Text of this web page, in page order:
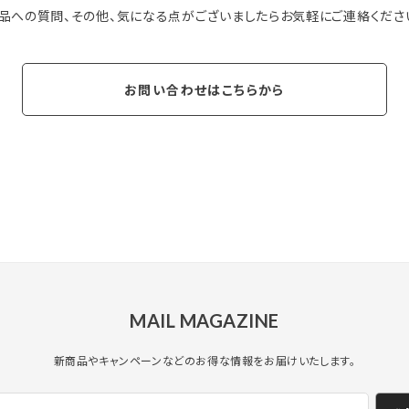
への質問、その他、気になる点がございましたらお気軽にご連絡くださ
お問い合わせはこちらから
MAIL MAGAZINE
新商品やキャンペーンなどのお得な情報をお届けいたします。